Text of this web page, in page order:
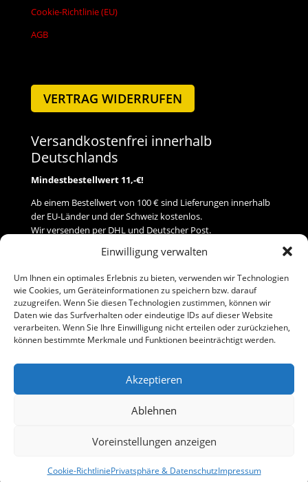
Einwilligung verwalten
Um Ihnen ein optimales Erlebnis zu bieten, verwenden wir Technologien
wie Cookies, um Geräteinformationen zu speichern bzw. darauf
zuzugreifen. Wenn Sie diesen Technologien zustimmen, können wir
Daten wie das Surfverhalten oder eindeutige IDs auf dieser Website
verarbeiten. Wenn Sie Ihre Einwilligung nicht erteilen oder zurückziehen,
können bestimmte Merkmale und Funktionen beeinträchtigt werden.
Akzeptieren
Ablehnen
Voreinstellungen anzeigen
Cookie-RichtliniePrivatsphäre & DatenschutzImpressum
Cookie-Richtlinie (EU)
AGB
VERTRAG WIDERRUFEN
Versandkostenfrei innerhalb
Deutschlands
Mindestbestellwert 11,-€!
Ab einem Bestellwert von 100 € sind Lieferungen innerhalb
der EU-Länder und der Schweiz kostenlos.
Wir versenden per DHL und Deutscher Post.
Versand
Zahlung
Baumann Modellspielwaren
Telefon (0 91 61) 33 84
Impressum